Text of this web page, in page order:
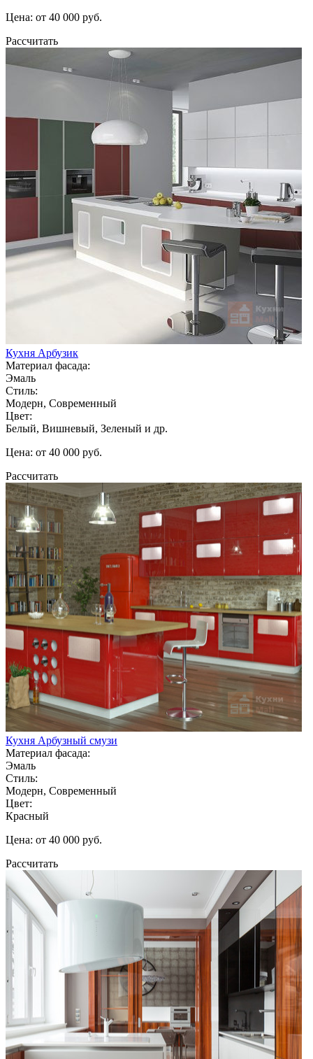
Цена: от 40 000 руб.
Рассчитать
Кухня Арбузик
Материал фасада:
Эмаль
Стиль:
Модерн, Современный
Цвет:
Белый, Вишневый, Зеленый и др.
Цена: от 40 000 руб.
Рассчитать
Кухня Арбузный смузи
Материал фасада:
Эмаль
Стиль:
Модерн, Современный
Цвет:
Красный
Цена: от 40 000 руб.
Рассчитать